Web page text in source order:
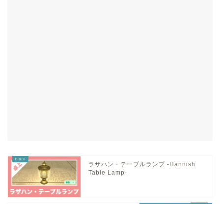
ラザハン・テーブルランプ -Hannish
Table Lamp-